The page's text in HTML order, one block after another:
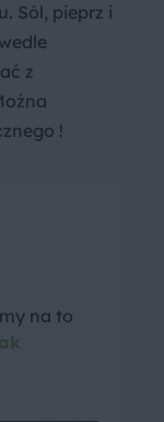
Sól, pieprz i
z
!
na to